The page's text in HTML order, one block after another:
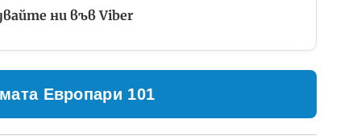
ни във Viber
Европари 101